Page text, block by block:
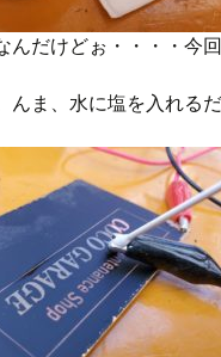
んだけどぉ・・・・今
んま、水に塩を入れるだ